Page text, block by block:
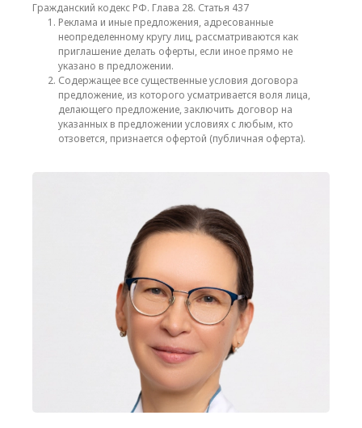
Гражданский кодекс РФ. Глава 28. Статья 437
Реклама и иные предложения, адресованные
неопределенному кругу лиц, рассматриваются как
приглашение делать оферты, если иное прямо не
указано в предложении.
Содержащее все существенные условия договора
предложение, из которого усматривается воля лица,
делающего предложение, заключить договор на
указанных в предложении условиях с любым, кто
отзовется, признается офертой (публичная оферта).